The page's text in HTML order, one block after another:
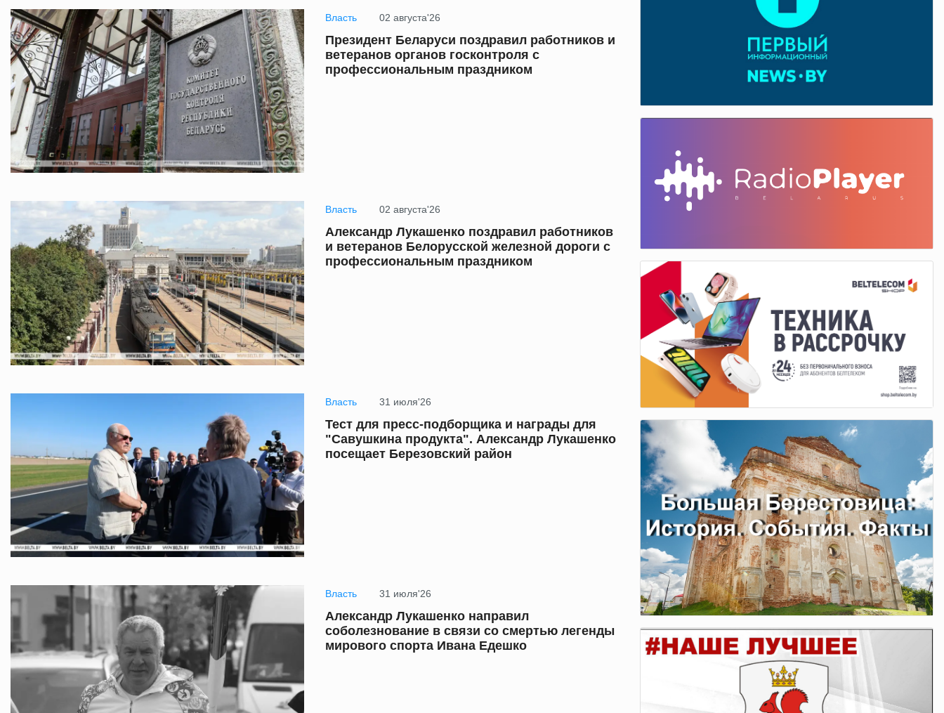
Власть 02 августа'26
Президент Беларуси поздравил работников и
ветеранов органов госконтроля с
профессиональным праздником
Власть 02 августа'26
Александр Лукашенко поздравил работников
и ветеранов Белорусской железной дороги с
профессиональным праздником
Власть 31 июля'26
Тест для пресс-подборщика и награды для
"Савушкина продукта". Александр Лукашенко
посещает Березовский район
Власть 31 июля'26
Александр Лукашенко направил
соболезнование в связи со смертью легенды
мирового спорта Ивана Едешко